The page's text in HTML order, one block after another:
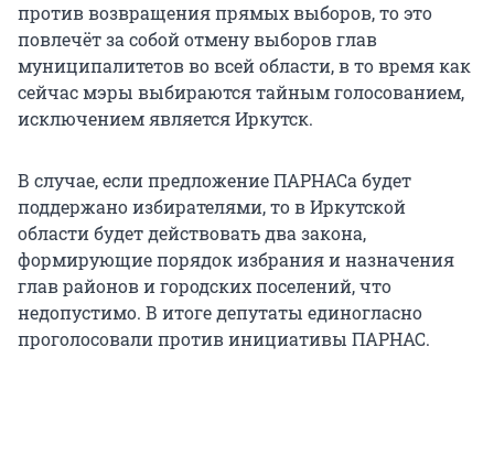
против возвращения прямых выборов, то это
повлечёт за собой отмену выборов глав
муниципалитетов во всей области, в то время как
сейчас мэры выбираются тайным голосованием,
исключением является Иркутск.
В случае, если предложение ПАРНАСа будет
поддержано избирателями, то в Иркутской
области будет действовать два закона,
формирующие порядок избрания и назначения
глав районов и городских поселений, что
недопустимо. В итоге депутаты единогласно
проголосовали против инициативы ПАРНАС.